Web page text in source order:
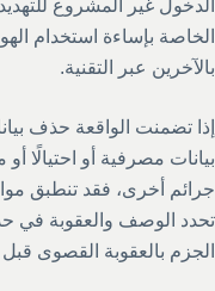
الدخول غير المشروع
الخاصة بإساءة استخدام
بالآخرين عبر التقنية.
إذا تضمنت الواقعة حذف
بيانات مصرفية أو احتيالًا
جرائم أخرى، فقد تنطبق
تحدد الوصف والعقوبة في
الجزم بالعقوبة القصوى